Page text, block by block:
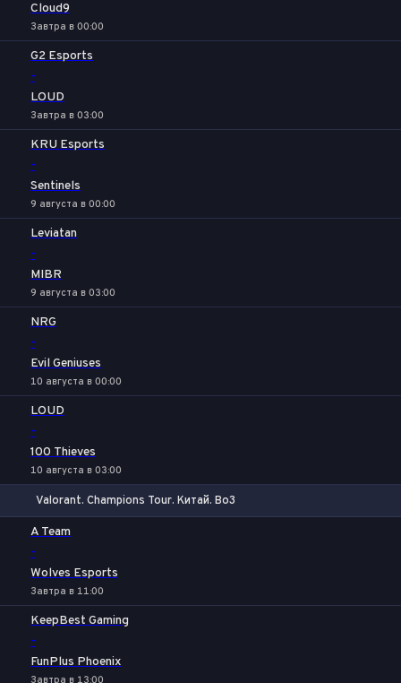
Cloud9
Завтра в 00:00
G2 Esports
-
LOUD
Завтра в 03:00
KRU Esports
-
Sentinels
9 августа в 00:00
Leviatan
-
MIBR
9 августа в 03:00
NRG
-
Evil Geniuses
10 августа в 00:00
LOUD
-
100 Thieves
10 августа в 03:00
Valorant. Champions Tour. Китай. Bo3
A Team
-
Wolves Esports
Завтра в 11:00
KeepBest Gaming
-
FunPlus Phoenix
Завтра в 13:00